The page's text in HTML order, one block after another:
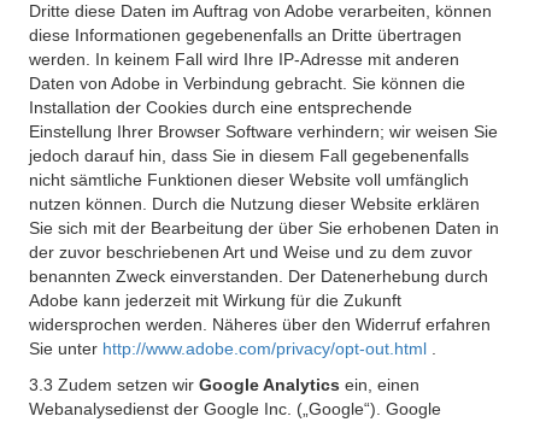
Dritte diese Daten im Auftrag von Adobe verarbeiten, können
diese Informationen gegebenenfalls an Dritte übertragen
werden. In keinem Fall wird Ihre IP-Adresse mit anderen
Daten von Adobe in Verbindung gebracht. Sie können die
Installation der Cookies durch eine entsprechende
Einstellung Ihrer Browser Software verhindern; wir weisen Sie
jedoch darauf hin, dass Sie in diesem Fall gegebenenfalls
nicht sämtliche Funktionen dieser Website voll umfänglich
nutzen können. Durch die Nutzung dieser Website erklären
Sie sich mit der Bearbeitung der über Sie erhobenen Daten in
der zuvor beschriebenen Art und Weise und zu dem zuvor
benannten Zweck einverstanden. Der Datenerhebung durch
Adobe kann jederzeit mit Wirkung für die Zukunft
widersprochen werden. Näheres über den Widerruf erfahren
Sie unter http://www.adobe.com/privacy/opt-out.html
3.3 Zudem setzen wir Google Analytics ein, einen
Webanalysedienst der Google Inc. („Google“). Google